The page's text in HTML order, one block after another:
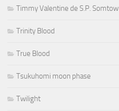
Timmy Valentine de S.P. Somtow
Trinity Blood
True Blood
Tsukuhomi moon phase
Twilight